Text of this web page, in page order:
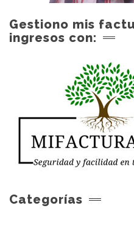
Gestiono mis
ingresos con:
Categorías